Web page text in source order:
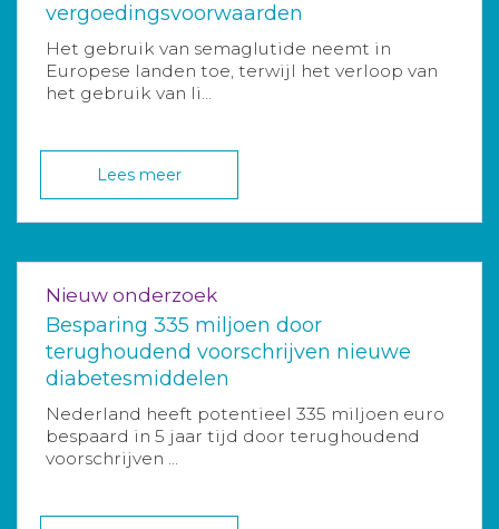
vergoedingsvoorwaarden
Het gebruik van semaglutide neemt in
Europese landen toe, terwijl het verloop van
het gebruik van li...
Lees meer
Nieuw onderzoek
Besparing 335 miljoen door
terughoudend voorschrijven nieuwe
diabetesmiddelen
Nederland heeft potentieel 335 miljoen euro
bespaard in 5 jaar tijd door terughoudend
voorschrijven ...